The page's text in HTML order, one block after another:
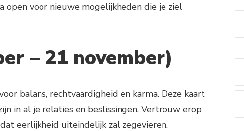
voor nieuwe mogelijkheden die je ziel
– 21 november)
balans, rechtvaardigheid en karma. Deze kaart
in al je relaties en beslissingen. Vertrouw erop
eerlijkheid uiteindelijk zal zegevieren.